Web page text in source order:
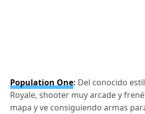
Population One: Del conocido
Royale, shooter muy arcade y
mapa y ve consiguiendo armas